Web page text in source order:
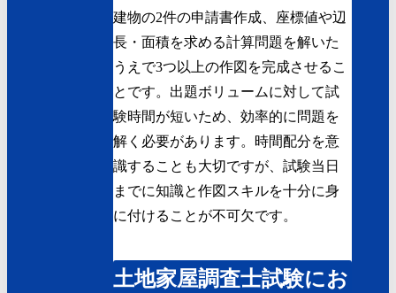
建物の2件の申請書作成、座標値や辺
長・面積を求める計算問題を解いた
うえで3つ以上の作図を完成させるこ
とです。出題ボリュームに対して試
験時間が短いため、効率的に問題を
解く必要があります。時間配分を意
識することも大切ですが、試験当日
までに知識と作図スキルを十分に身
に付けることが不可欠です。
土地家屋調査士試験にお